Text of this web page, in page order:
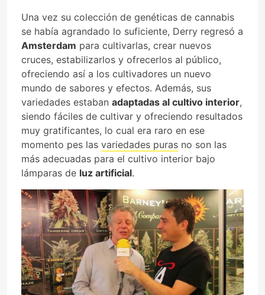
Una vez su colección de genéticas de cannabis
se había agrandado lo suficiente, Derry regresó a
Amsterdam para cultivarlas, crear nuevos
cruces, estabilizarlos y ofrecerlos al público,
ofreciendo así a los cultivadores un nuevo
mundo de sabores y efectos. Además, sus
variedades estaban adaptadas al cultivo interior,
siendo fáciles de cultivar y ofreciendo resultados
muy gratificantes, lo cual era raro en ese
momento pes las variedades puras no son las
más adecuadas para el cultivo interior bajo
lámparas de luz artificial.